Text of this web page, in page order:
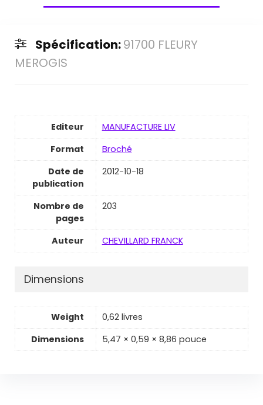
Spécification:91700 FLEURY
MEROGIS
Editeur
MANUFACTURE LIV
Format
Broché
Date de
publication
2012-10-18
Nombre de
pages
203
Auteur CHEVILLARD FRANCK
Dimensions
Weight
0,62 livres
Dimensions
5,47 × 0,59 × 8,86 pouce